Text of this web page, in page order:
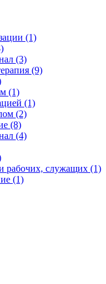
(1)
(3)
(9)
(1)
(1)
(2)
(8)
(4)
рабочих, служащих (1)
(1)